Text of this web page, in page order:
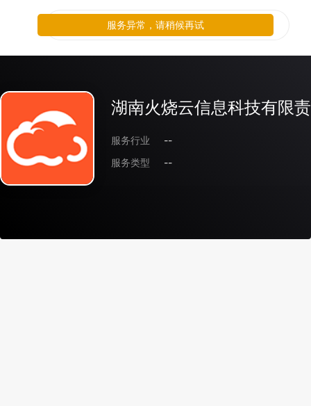
湖南火烧云信息科技有限
服务行业
--
服务类型
--
服务异常，请稍候再试